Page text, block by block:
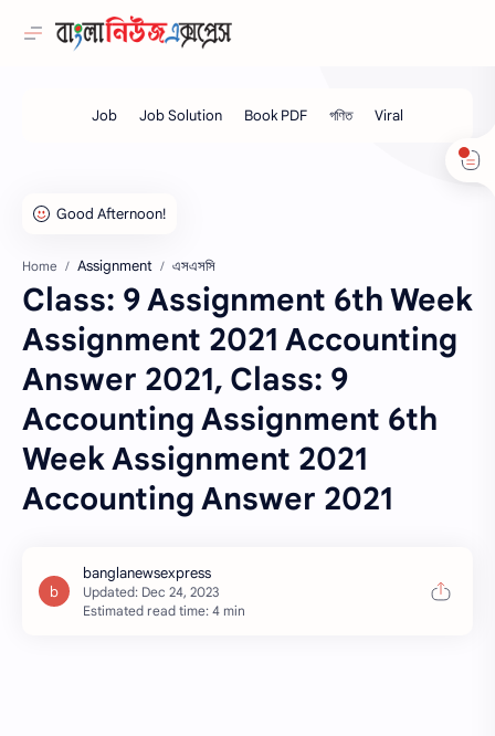
Home Assignment এসএসসি
Class: 9 Assignment 6th Week
Assignment 2021 Accounting
Answer 2021, Class: 9
Accounting Assignment 6th
Week Assignment 2021
Accounting Answer 2021
Estimated read time: 4 min